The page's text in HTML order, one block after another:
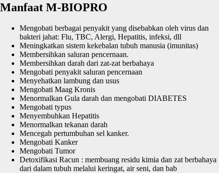
Manfaat M-BIOPRO
Mengobati berbagai penyakit yang disebabkan oleh virus dan
bakteri jahat: Flu, TBC, Alergi, Hepatitis, infeksi, dll
Meningkatkan sistem kekebalan tubuh manusia (imunitas)
Membersihkan saluran pencernaan.
Membersihkan darah dari zat-zat berbahaya
Mengobati penyakit saluran pencernaan
Menyehatkan lambung dan usus
Mengobati Maag Kronis
Menormalkan Gula darah dan mengobati DIABETES
Mengobati typus
Menyembuhkan Hepatitis
Menormalkan tekanan darah
Mencegah pertumbuhan sel kanker.
Mengobati Kanker
Mengobati Tumor
Detoxifikasi Racun : membuang residu kimia dan zat berbahaya
dari dalam tubuh melalui keringat, air seni, dan bab